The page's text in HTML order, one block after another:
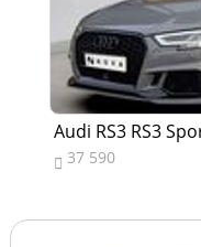
Audi RS3 RS3
 37 590